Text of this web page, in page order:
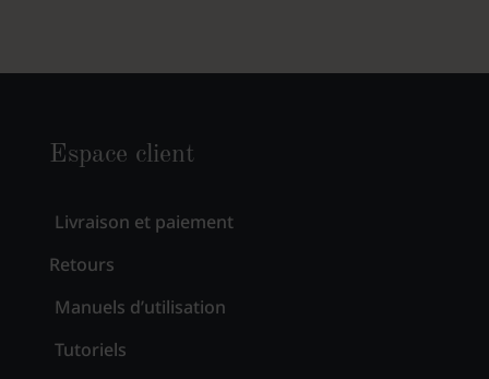
Espace client
Livraison et paiement
Retours
Manuels d’utilisation
Tutoriels